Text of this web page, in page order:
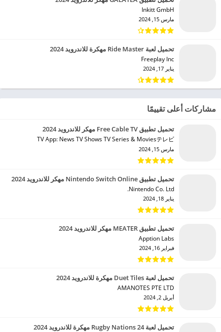
Inkitt GmbH‏
مارس 15, 2024
تحميل لعبة Ride Master مهكرة للاندرويد 2024
Freeplay Inc‏
يناير 17, 2024
مشاركات أعلى تقييمًا
تحميل تطبيق Free Cable TV مهكر للاندرويد 2024
TV App: News TV Shows TV Series & Moviesテレビ‏
مارس 15, 2024
تحميل تطبيق Nintendo Switch Online مهكر للاندرويد 2024
Nintendo Co. Ltd.‏
يناير 18, 2024
تحميل تطبيق MEATER مهكر للاندرويد 2024
Apption Labs‏
فبراير 16, 2024
تحميل لعبة Duet Tiles مهكرة للاندرويد 2024
AMANOTES PTE LTD‏
أبريل 2, 2024
تحميل لعبة Rugby Nations 24 مهكرة للاندرويد 2024